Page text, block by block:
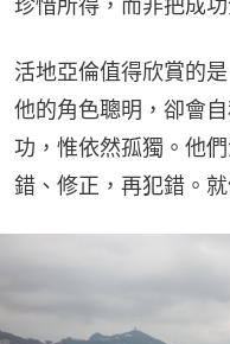
活地亞倫值得欣賞的
他的角色聰明，卻會
功，惟依然孤獨。他
錯、修正，再犯錯。